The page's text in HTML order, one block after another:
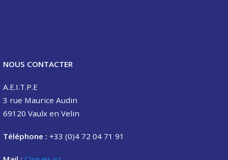
NOUS CONTACTER
A.E.I.T.P.E
3 rue Maurice Audin
69120 Vaulx en Velin
Téléphone : +33 (0)4 72 04 71 91